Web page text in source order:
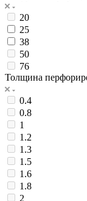
20
25
38
50
76
Толщина
0.4
0.8
1
1.2
1.3
1.5
1.6
1.8
2